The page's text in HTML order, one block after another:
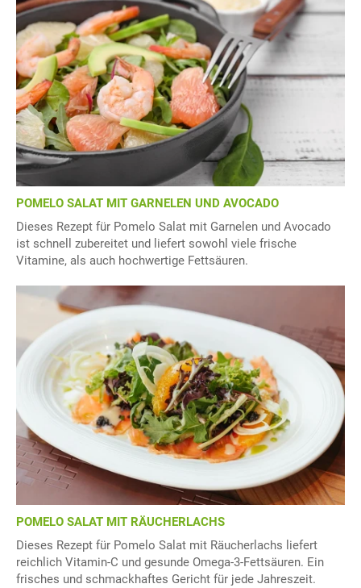
POMELO SALAT MIT GARNELEN UND AVOCADO
Dieses Rezept für Pomelo Salat mit Garnelen und Avocado
ist schnell zubereitet und liefert sowohl viele frische
Vitamine, als auch hochwertige Fettsäuren.
POMELO SALAT MIT RÄUCHERLACHS
Dieses Rezept für Pomelo Salat mit Räucherlachs liefert
reichlich Vitamin-C und gesunde Omega-3-Fettsäuren. Ein
frisches und schmackhaftes Gericht für jede Jahreszeit.